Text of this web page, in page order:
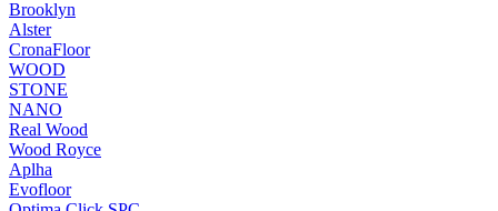
Brooklyn
Alster
CronaFloor
WOOD
STONE
NANO
Real Wood
Wood Royce
Aplha
Evofloor